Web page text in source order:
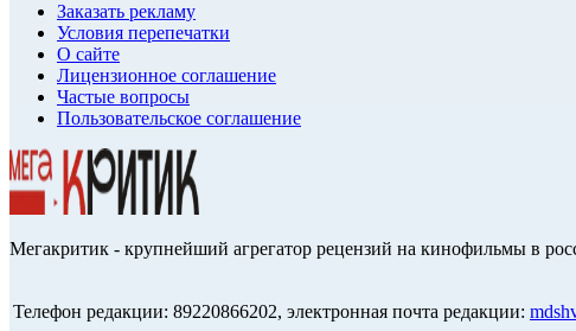
Заказать рекламу
Условия перепечатки
О сайте
Лицензионное соглашение
Частые вопросы
Пользовательское соглашение
Мегакритик - крупнейший агрегатор рецензий на кинофильмы в
Телефон редакции: 89220866202, электронная почта редакции: